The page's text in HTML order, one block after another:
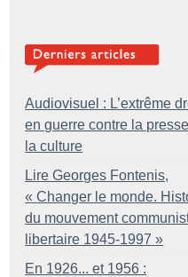
Audiovisuel : L’extrême
en guerre contre la
la culture
Lire Georges Fontenis,
« Changer le monde.
du mouvement
libertaire 1945-1997 »
En 1926... et 1956 :